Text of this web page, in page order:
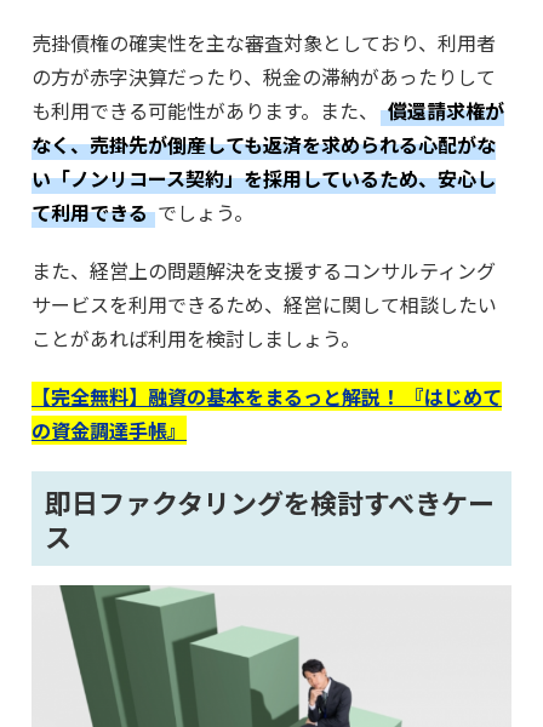
売掛債権の確実性を主な審査対象としており、利用者
の方が赤字決算だったり、税金の滞納があったりして
も利用できる可能性があります。また、
償還請求権が
なく、売掛先が倒産しても返済を求められる心配がな
い「ノンリコース契約」を採用しているため、安心し
て利用できる でしょう。
また、経営上の問題解決を支援するコンサルティング
サービスを利用できるため、経営に関して相談したい
ことがあれば利用を検討しましょう。
【完全無料】融資の基本をまるっと解説！ 『はじめて
の資金調達手帳』
即日ファクタリングを検討すべきケー
ス